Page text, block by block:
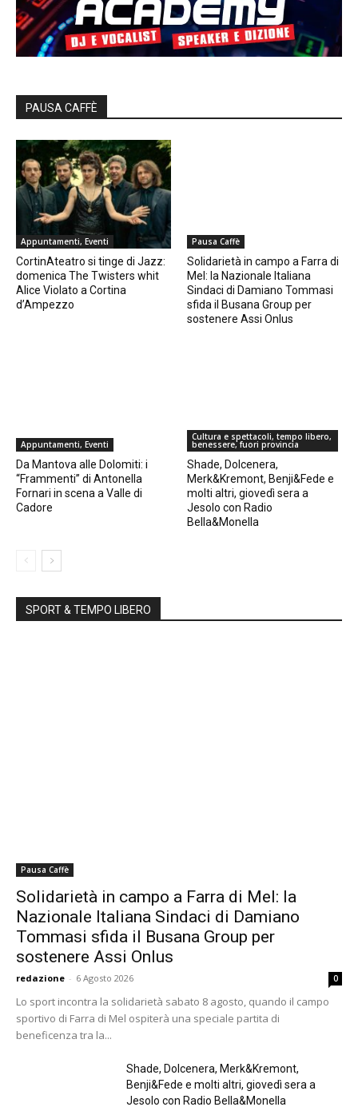
PAUSA CAFFÈ
Appuntamenti, Eventi
CortinAteatro si tinge di Jazz:
domenica The Twisters whit
Alice Violato a Cortina
d’Ampezzo
Pausa Caffè
Solidarietà in campo a Farra di
Mel: la Nazionale Italiana
Sindaci di Damiano Tommasi
sfida il Busana Group per
sostenere Assi Onlus
Appuntamenti, Eventi
Da Mantova alle Dolomiti: i
“Frammenti” di Antonella
Fornari in scena a Valle di
Cadore
Cultura e spettacoli, tempo libero,
benessere, fuori provincia
Shade, Dolcenera,
Merk&Kremont, Benji&Fede e
molti altri, giovedì sera a
Jesolo con Radio
Bella&Monella
SPORT & TEMPO LIBERO
Pausa Caffè
Solidarietà in campo a Farra di Mel: la
Nazionale Italiana Sindaci di Damiano
Tommasi sfida il Busana Group per
sostenere Assi Onlus
redazione - 6 Agosto 2026 0
Lo sport incontra la solidarietà sabato 8 agosto, quando il campo
sportivo di Farra di Mel ospiterà una speciale partita di
beneficenza tra la...
Shade, Dolcenera, Merk&Kremont,
Benji&Fede e molti altri, giovedì sera a
Jesolo con Radio Bella&Monella